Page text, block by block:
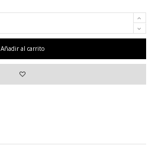
Añadir al carrito